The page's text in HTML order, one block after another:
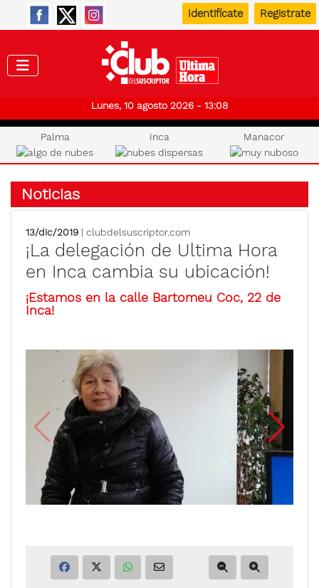
Identifícate Registrate
Lunes, 10 agosto 2026 - 13:08
Palma Inca Manacor
Noticias
13/dic/2019 | clubdelsuscriptor.com
¡La delegación de Ultima Hora
en Inca cambia su ubicación!
¡Estamos en la calle Bartomeu Coc, 22 de
Inca!